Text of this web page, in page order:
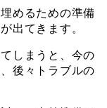
めるための準備
出てきます。
しまうと、今の
後々トラブルの